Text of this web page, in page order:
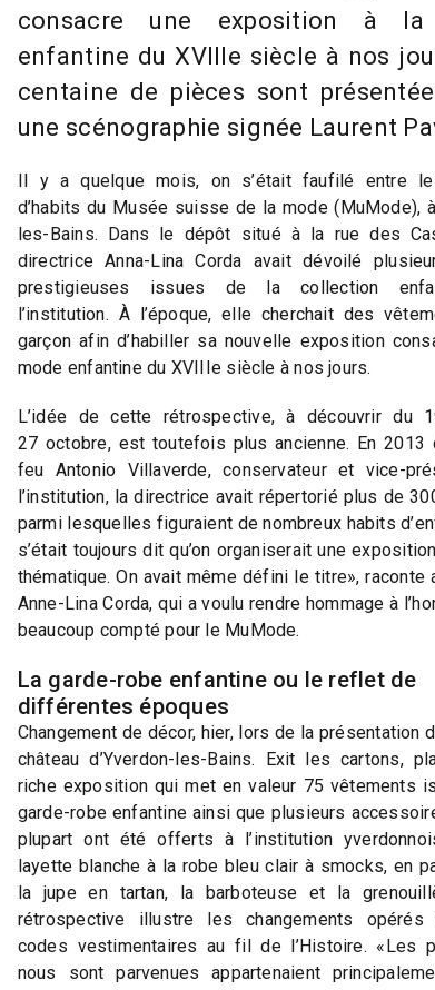
consacre une exposition à la
enfantine du XVIIIe siècle à nos
centaine de pièces sont
une scénographie signée Laurent
Il y a quelque mois, on s’était faufilé entre
d’habits du Musée suisse de la mode (MuMode),
les-Bains. Dans le dépôt situé à la rue des
directrice Anna-Lina Corda avait dévoilé
prestigieuses issues de la collection
l’institution. À l’époque, elle cherchait des
garçon afin d’habiller sa nouvelle exposition
mode enfantine du XVIIIe siècle à nos jours.
L’idée de cette rétrospective, à découvrir du
27 octobre, est toutefois plus ancienne. En 2013
feu Antonio Villaverde, conservateur et vice-
l’institution, la directrice avait répertorié plus de
parmi lesquelles figuraient de nombreux habits
s’était toujours dit qu’on organiserait une
thématique. On avait même défini le titre», raconte
Anne-Lina Corda, qui a voulu rendre hommage à
beaucoup compté pour le MuMode.
La garde-robe enfantine ou le reflet de
différentes époques
Changement de décor, hier, lors de la présentation
château d’Yverdon-les-Bains. Exit les cartons,
riche exposition qui met en valeur 75 vêtements
garde-robe enfantine ainsi que plusieurs
plupart ont été offerts à l’institution
layette blanche à la robe bleu clair à smocks, en
la jupe en tartan, la barboteuse et la
rétrospective illustre les changements
codes vestimentaires au fil de l’Histoire. «Les
nous sont parvenues appartenaient